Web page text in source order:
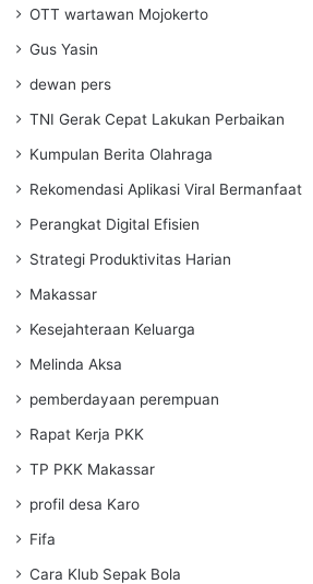
OTT wartawan Mojokerto
Gus Yasin
dewan pers
TNI Gerak Cepat Lakukan Perbaikan
Kumpulan Berita Olahraga
Rekomendasi Aplikasi Viral Bermanfaat
Perangkat Digital Efisien
Strategi Produktivitas Harian
Makassar
Kesejahteraan Keluarga
Melinda Aksa
pemberdayaan perempuan
Rapat Kerja PKK
TP PKK Makassar
profil desa Karo
Fifa
Cara Klub Sepak Bola